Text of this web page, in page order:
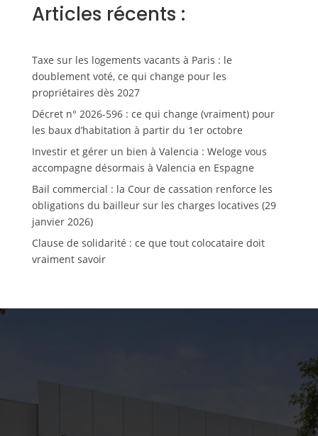
Articles récents :
Taxe sur les logements vacants à Paris : le
doublement voté, ce qui change pour les
propriétaires dès 2027
Décret n° 2026-596 : ce qui change (vraiment) pour
les baux d’habitation à partir du 1er octobre
Investir et gérer un bien à Valencia : Weloge vous
accompagne désormais à Valencia en Espagne
Bail commercial : la Cour de cassation renforce les
obligations du bailleur sur les charges locatives (29
janvier 2026)
Clause de solidarité : ce que tout colocataire doit
vraiment savoir